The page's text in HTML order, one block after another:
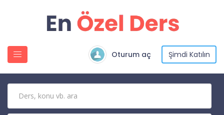
Oturum aç Şimdi Katılın